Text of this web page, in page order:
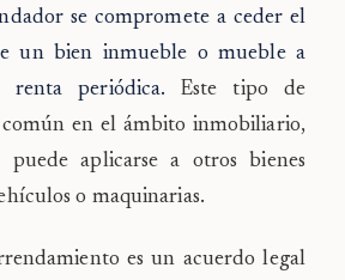
se compromete a ceder el
un bien inmueble o mueble a
periódica. Este tipo de
en el ámbito inmobiliario,
puede aplicarse a otros bienes
o maquinarias.
es un acuerdo legal